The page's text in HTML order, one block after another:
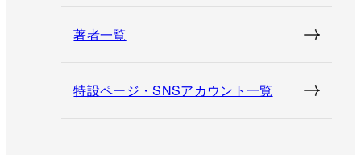
著者一覧
特設ページ・SNSアカウント一覧